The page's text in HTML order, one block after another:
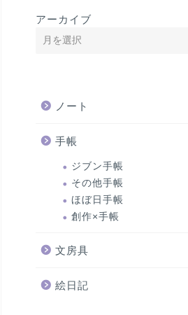
アーカイブ
ノート
手帳
ジブン手帳
その他手帳
ほぼ日手帳
創作×手帳
文房具
絵日記